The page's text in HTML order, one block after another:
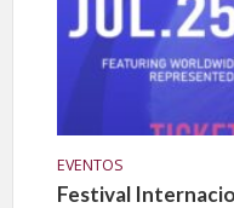
EVENTOS
Festival